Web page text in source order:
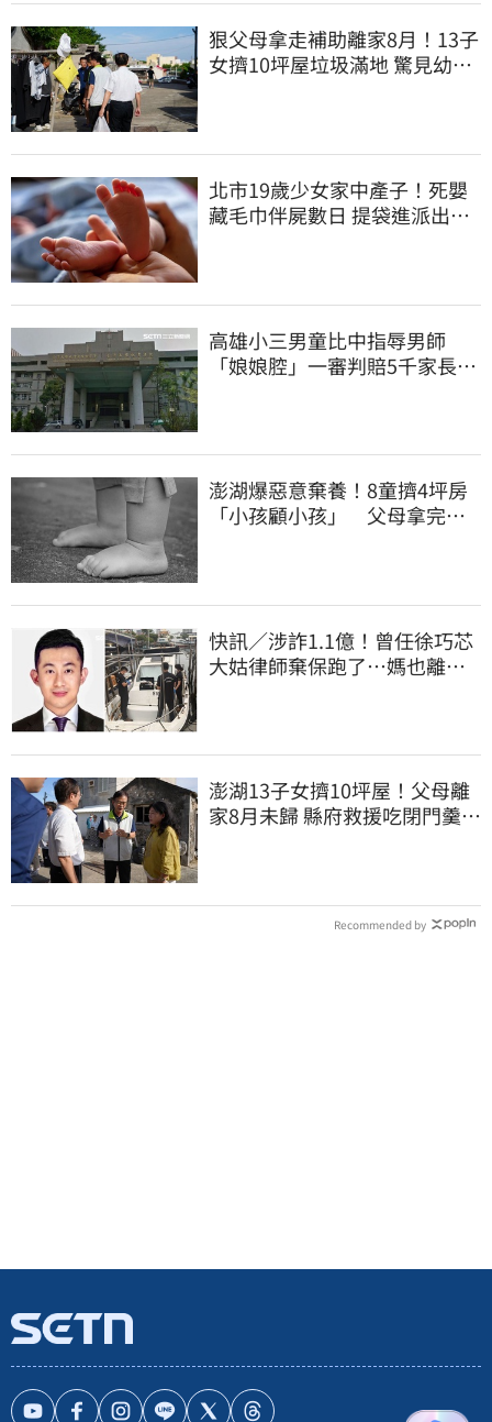
狠父母拿走補助離家8月！13子
女擠10坪屋垃圾滿地 驚見幼童
北市19歲少女家中產子！死嬰
藏毛巾伴屍數日 提袋進派出所
高雄小三男童比中指辱男師
「娘娘腔」一審判賠5千家長不
澎湖爆惡意棄養！8童擠4坪房
「小孩顧小孩」 父母拿完補
快訊／涉詐1.1億！曾任徐巧芯
大姑律師棄保跑了…媽也離
澎湖13子女擠10坪屋！父母離
家8月未歸 縣府救援吃閉門羹原
Recommended by